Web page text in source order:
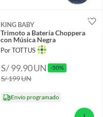
KING BABY
Trimoto a Batería Choppera
con Música Negra
Por TOTTUS
S/ 99.90UN -50%
S/ 199UN
Envío programado